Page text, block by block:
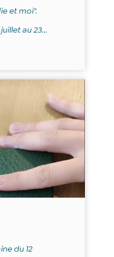
et moi".
au 23...
du 12